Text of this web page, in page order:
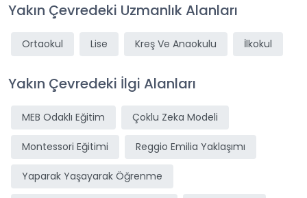
Yakın Çevredeki Uzmanlık Alanları
Ortaokul Lise Kreş Ve Anaokulu İlkokul
Yakın Çevredeki İlgi Alanları
MEB Odaklı Eğitim Çoklu Zeka Modeli
Montessori Eğitimi Reggio Emilia Yaklaşımı
Yaparak Yaşayarak Öğrenme